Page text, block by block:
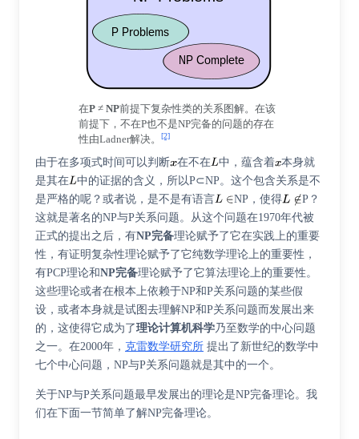
在P ≠ NP前提下复杂性类的关系图解。在该
前提下，不在P也不是NP完备的问题的存在
性由Ladner解决。
[2]
由于在多项式时间可以判断 在不在 中，蕴含着 本身就
是其在
中的证据的含义，所以P⊂NP。这个包含关系是不
是严格的呢？或者说，是不是有语言
NP，使得
P？
这就是著名的NP与P关系问题。从这个问题在1970年代被
正式的提出之后，有NP完备理论赋予了它在实践上的重要
性，有证明复杂性理论赋予了它纯数学理论上的重要性，
有PCP理论和NP完备理论赋予了它算法理论上的重要性。
这些理论或者在根本上依赖于NP和P关系问题的某些假
设，或者本身就是试图去理解NP和P关系问题而发展出来
的，这使得它成为了理论计算机科学乃至数学的中心问题
之一。在2000年， 克雷数学研究所 提出了新世纪的数学中
七个中心问题，NP与P关系问题就是其中的一个。
关于NP与P关系问题最早发展出的理论是NP完备理论。我
们在下面一节简单了解NP完备理论。